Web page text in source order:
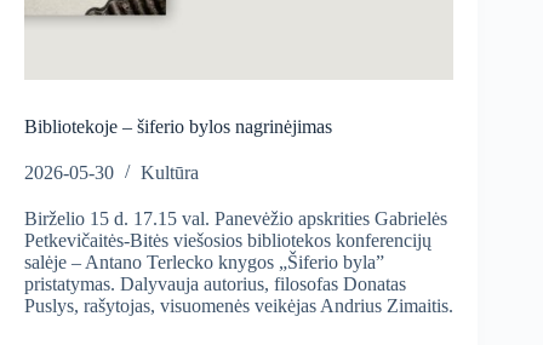
Bibliotekoje – šiferio bylos nagrinėjimas
2026-05-30 Kultūra
Birželio 15 d. 17.15 val. Panevėžio apskrities Gabrielės
Petkevičaitės-Bitės viešosios bibliotekos konferencijų
salėje – Antano Terlecko knygos „Šiferio byla”
pristatymas. Dalyvauja autorius, filosofas Donatas
Puslys, rašytojas, visuomenės veikėjas Andrius Zimaitis.